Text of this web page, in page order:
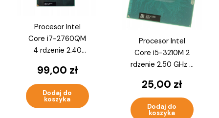
Procesor Intel
Core i7-2760QM
4 rdzenie 2.40
FCPGA988 SR02W
99,00 zł
Dodaj do
koszyka
Procesor Intel
Core i5-3210M 2
rdzenie 2.50 GHz 3
SR0MZ
25,00 zł
Dodaj do
koszyka